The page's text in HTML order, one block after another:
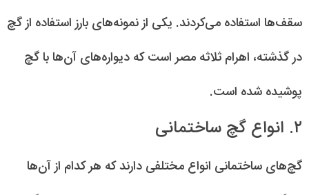
سقف‌ها استفاده می‌کردند. یکی از نمونه‌های بارز استفاده از گچ
در گذشته، اهرام ثلاثه مصر است که دیواره‌های آن‌ها با گچ
پوشیده شده است.
۲. انواع گچ ساختمانی
گچ‌های ساختمانی انواع مختلفی دارند که هر کدام از آن‌ها